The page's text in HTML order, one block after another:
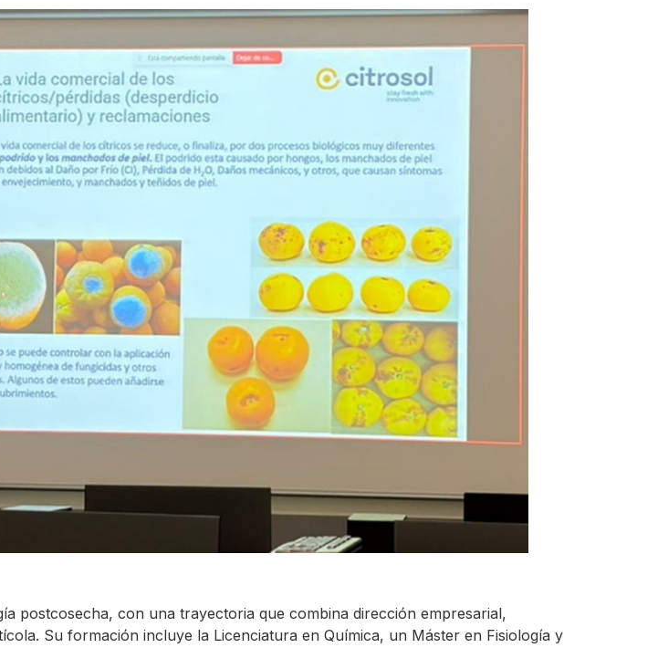
postcosecha, con una trayectoria que combina dirección empresarial,
Su formación incluye la Licenciatura en Química, un Máster en Fisiología y